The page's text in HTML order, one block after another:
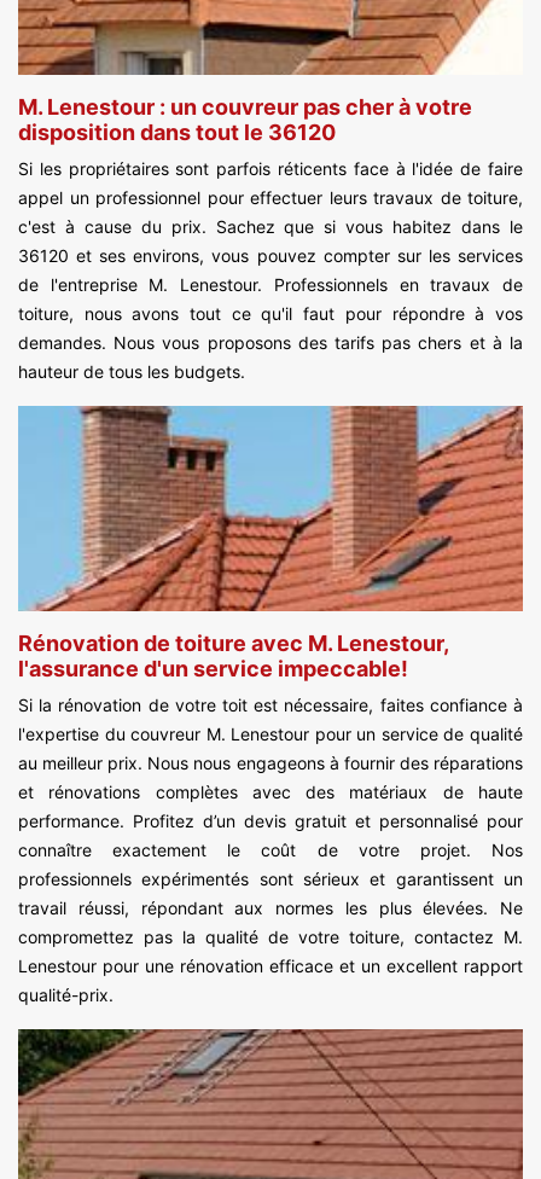
M. Lenestour : un couvreur pas cher à votre
disposition dans tout le 36120
Si les propriétaires sont parfois réticents face à l'idée de faire
appel un professionnel pour effectuer leurs travaux de toiture,
c'est à cause du prix. Sachez que si vous habitez dans le
36120 et ses environs, vous pouvez compter sur les services
de l'entreprise M. Lenestour. Professionnels en travaux de
toiture, nous avons tout ce qu'il faut pour répondre à vos
demandes. Nous vous proposons des tarifs pas chers et à la
hauteur de tous les budgets.
Rénovation de toiture avec M. Lenestour,
l'assurance d'un service impeccable!
Si la rénovation de votre toit est nécessaire, faites confiance à
l'expertise du couvreur M. Lenestour pour un service de qualité
au meilleur prix. Nous nous engageons à fournir des réparations
et rénovations complètes avec des matériaux de haute
performance. Profitez d’un devis gratuit et personnalisé pour
connaître exactement le coût de votre projet. Nos
professionnels expérimentés sont sérieux et garantissent un
travail réussi, répondant aux normes les plus élevées. Ne
compromettez pas la qualité de votre toiture, contactez M.
Lenestour pour une rénovation efficace et un excellent rapport
qualité-prix.